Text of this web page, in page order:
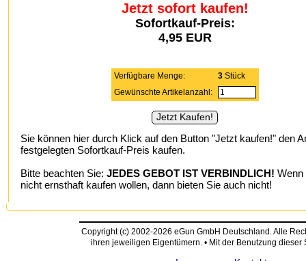
Jetzt sofort kaufen!
Sofortkauf-Preis:
4,95 EUR
Verfügbare Menge: 3Stück
Gewünschte Artikelanzahl:
Sie können hier durch Klick auf den Button "Jetzt kaufen!" den
festgelegten Sofortkauf-Preis kaufen.
Bitte beachten Sie: JEDES GEBOT IST VERBINDLICH! Wenn
nicht ernsthaft kaufen wollen, dann bieten Sie auch nicht!
Copyright (c) 2002-2026 eGun GmbH Deutschland. Alle
ihren jeweiligen Eigentümern. • Mit der Benutzung